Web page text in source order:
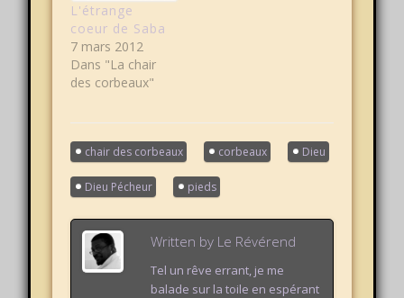
L'étrange
coeur de Saba
7 mars 2012
Dans "La chair
des corbeaux"
chair des corbeaux corbeaux Dieu
Dieu Pécheur pieds
Written by Le Révérend
Tel un rêve errant, je me
balade sur la toile en espérant